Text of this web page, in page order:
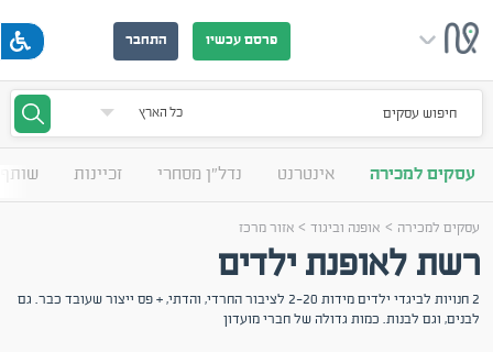
פרסם עכשיו התחבר
חיפוש עסקים
עסקים למכירה אינטרנט נדל"ן מסחרי זכיינות
עסקים למכירה > אופנה וביגוד>אזור מרכז
רשת לאופנת ילדים
2 חנויות לביגדי ילדים מידות 2-20 לציבור החרדי, והדתי, + פס ייצור שעובד כבר. גם
לבנים, וגם לבנות. כמות גדולה של חברי מועדון